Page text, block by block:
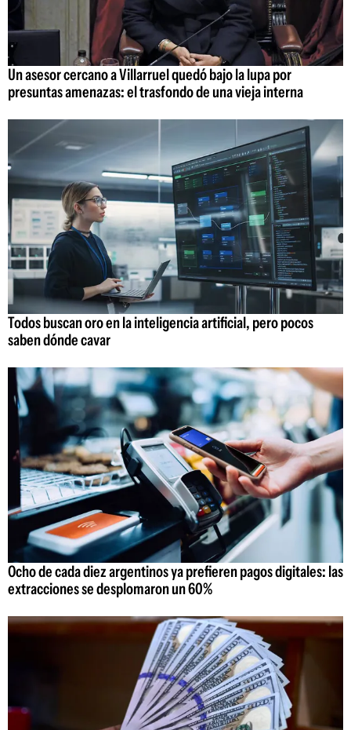
Un asesor cercano a Villarruel quedó bajo la lupa por
presuntas amenazas: el trasfondo de una vieja interna
Todos buscan oro en la inteligencia artificial, pero pocos
saben dónde cavar
Ocho de cada diez argentinos ya prefieren pagos digitales: las
extracciones se desplomaron un 60%